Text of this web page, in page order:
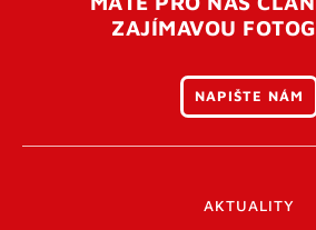
ZAJÍMAVOU
NAPIŠTE NÁM
AKTUALITY